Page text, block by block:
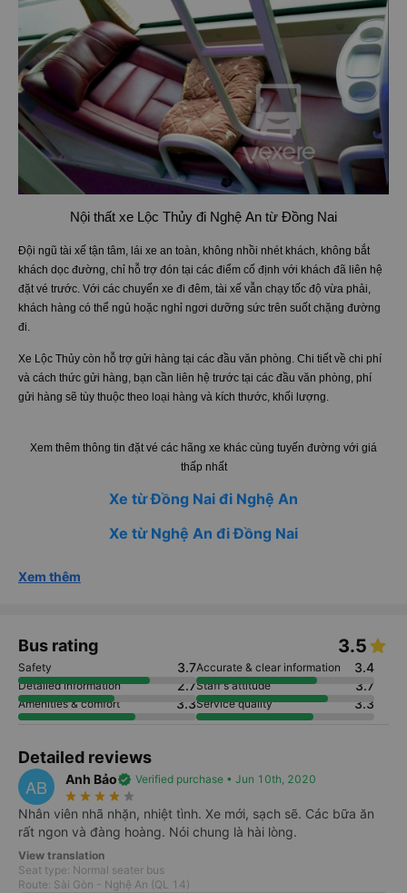
Nội thất xe Lộc Thủy đi Nghệ An từ Đồng Nai
Đội ngũ tài xế tận tâm, lái xe an toàn, không nhồi nhét khách, không bắt
khách dọc đường, chỉ hỗ trợ đón tại các điểm cố định với khách đã liên hệ
đặt vé trước. Với các chuyến xe đi đêm, tài xế vẫn chạy tốc độ vừa phải,
khách hàng có thể ngủ hoặc nghỉ ngơi dưỡng sức trên suốt chặng đường
đi.
Xe Lộc Thủy còn hỗ trợ gửi hàng tại các đầu văn phòng. Chi tiết về chi phí
và cách thức gửi hàng, bạn cần liên hệ trước tại các đầu văn phòng, phí
gửi hàng sẽ tùy thuộc theo loại hàng và kích thước, khối lượng.
Xem thêm thông tin đặt vé các hãng xe khác cùng tuyến đường với giá
thấp nhất
Xe từ Đồng Nai đi Nghệ An
Xe từ Nghệ An đi Đồng Nai
Xem thêm
Bus rating 3.5
Safety 3.7Accurate & clear information 3.4
Detailed information 2.7Staff's attitude 3.7
Amenities & comfort 3.3Service quality 3.3
Detailed reviews
AB Anh Bảoverified Verified purchase • Jun 10th, 2020
star_rate star_rate star_rate star_rate star_rate
Nhân viên nhã nhặn, nhiệt tình. Xe mới, sạch sẽ. Các bữa ăn
rất ngon và đàng hoàng. Nói chung là hài lòng.
View translation
Seat type: Normal seater bus
Route: Sài Gòn - Nghệ An (QL 14)